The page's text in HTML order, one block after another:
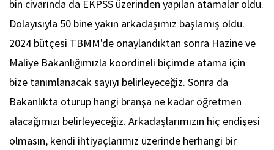
bin civarında da EKPSS üzerinden yapılan atamalar oldu.
Dolayısıyla 50 bine yakın arkadaşımız başlamış oldu.
2024 bütçesi TBMM'de onaylandıktan sonra Hazine ve
Maliye Bakanlığımızla koordineli biçimde atama için
bize tanımlanacak sayıyı belirleyeceğiz. Sonra da
Bakanlıkta oturup hangi branşa ne kadar öğretmen
alacağımızı belirleyeceğiz. Arkadaşlarımızın hiç endişesi
olmasın, kendi ihtiyaçlarımız üzerinde herhangi bir